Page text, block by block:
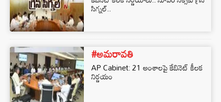
సిగ్నల్..
#అమరావతి
AP Cabinet: 21 అంశాలపై కేబినెట్‌ కీలక
నిర్ణయం